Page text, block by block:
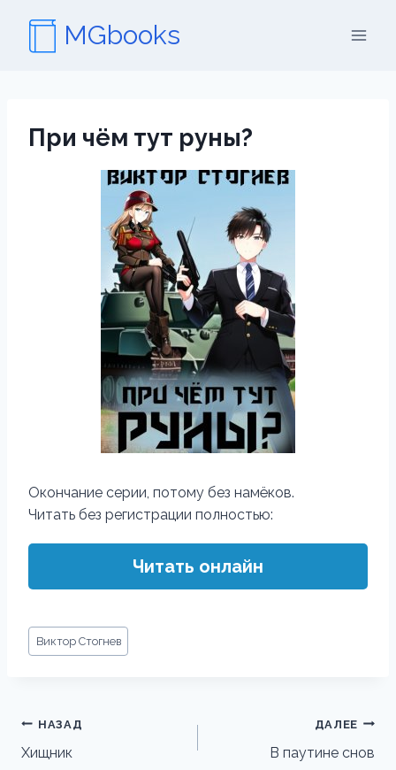
содержимому
MGbooks
При чём тут руны?
Окончание серии, потому без намёков.
Читать без регистрации полностью:
Читать онлайн
Метки
записи:
Виктор Стогнев
Навигация
по
НАЗАД
Хищник
ДАЛЕЕ
В паутине снов